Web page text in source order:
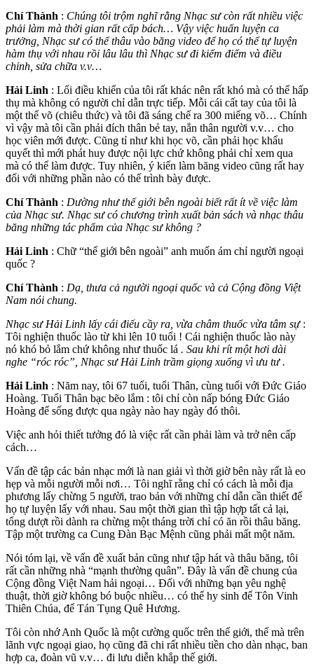
Chí Thành : Chúng tôi trộm nghĩ rằng Nhạc sư còn rất nhiều việc
phải làm mà thời gian rất cấp bách… Vậy việc huấn luyện ca
trưởng, Nhạc sư có thể thâu vào băng video để họ có thể tự luyện
hàm thụ với nhau rồi lâu lâu thì Nhạc sư đi kiểm điểm và điều
chỉnh, sửa chữa v.v…
Hải Linh : Lối điều khiển của tôi rất khác nên rất khó mà có thể hấp
thụ mà không có người chỉ dẫn trực tiếp. Mỗi cái cất tay của tôi là
một thế võ (chiêu thức) và tôi đã sáng chế ra 300 miếng võ… Chính
vì vậy mà tôi cần phải đích thân bẻ tay, nắn thân người v.v… cho
học viên mới được. Cũng tỉ như khi học võ, cần phải học khẩu
quyết thì mới phát huy được nội lực chứ không phải chỉ xem qua
mà có thể làm được. Tuy nhiên, ý kiến làm băng video cũng rất hay
đối với những phần nào có thể trình bày được.
Chí Thành : Dường như thế giới bên ngoài biết rất ít về việc làm
của Nhạc sư. Nhạc sư có chương trình xuất bản sách và nhạc thâu
băng những tác phẩm của Nhạc sư không ?
Hải Linh : Chữ “thế giới bên ngoài” anh muốn ám chỉ người ngoại
quốc ?
Chí Thành : Dạ, thưa cả người ngoại quốc và cả Cộng đồng Việt
Nam nói chung.
Nhạc sư Hải Linh lấy cái điếu cầy ra, vừa châm thuốc vừa tâm sự:
Tôi nghiện thuốc lào từ khi lên 10 tuổi ! Cái nghiện thuốc lào này
nó khó bỏ lắm chứ không như thuốc lá . Sau khi rít một hơi dài
nghe “róc róc”, Nhạc sư Hải Linh trầm giọng xuống vì ưu tư .
Hải Linh : Năm nay, tôi 67 tuổi, tuổi Thân, cùng tuổi với Đức Giáo
Hoàng. Tuổi Thân bạc bẽo lắm : tôi chỉ còn nấp bóng Đức Giáo
Hoàng để sống được qua ngày nào hay ngày đó thôi.
Việc anh hỏi thiết tưởng đó là việc rất cần phải làm và trở nên cấp
cách…
Vấn đề tập các bản nhạc mới là nan giải vì thời giờ bên này rất là eo
hẹp và mỗi người mỗi nơi… Tôi nghĩ rằng chỉ có cách là mỗi địa
phương lấy chừng 5 người, trao bản với những chỉ dẫn cần thiết để
họ tự luyện lấy với nhau. Sau một thời gian thì tập hợp tất cả lại,
tổng dượt rồi dành ra chừng một tháng trời chỉ có ăn rồi thâu băng.
Tập một trường ca Cung Đàn Bạc Mệnh cũng phải mất một năm.
Nói tóm lại, về vấn đề xuất bản cũng như tập hát và thâu băng, tôi
rất cần những nhà “mạnh thường quân”. Đây là vấn đề chung của
Cộng đồng Việt Nam hải ngoại… Đối với những bạn yêu nghệ
thuật, thời giờ không bó buộc nhiều… có thể hy sinh để Tôn Vinh
Thiên Chúa, để Tán Tụng Quê Hương.
Tôi còn nhớ Anh Quốc là một cường quốc trên thế giới, thế mà trên
lãnh vực ngoại giao, họ cũng đã chi rất nhiều tiền cho dàn nhạc, ban
hợp ca, đoàn vũ v.v… đi lưu diễn khắp thế giới.